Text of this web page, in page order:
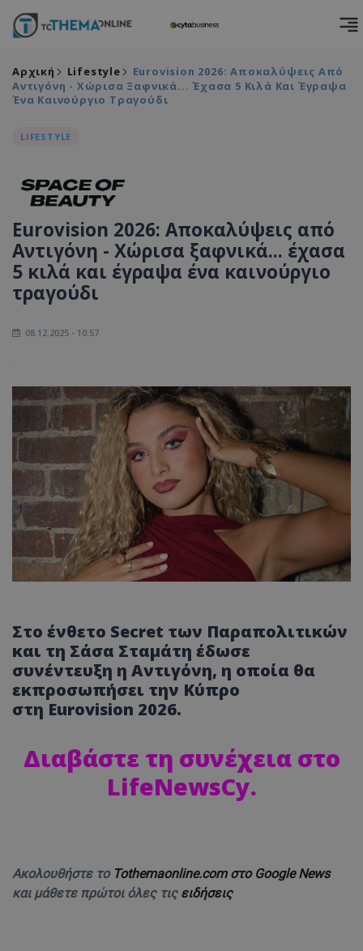
Αρχική Lifestyle
Eurovision 2026: Αποκαλύψεις Από
Αντιγόνη - Χώρισα Ξαφνικά... Έχασα 5 Κιλά Και Έγραψα
Ένα Καινούργιο Τραγούδι
LIFESTYLE
Eurovision 2026: Αποκαλύψεις από
Αντιγόνη - Χώρισα ξαφνικά... έχασα
5 κιλά και έγραψα ένα καινούργιο
τραγούδι
08.12.2025 - 10:57
Στο ένθετο Secret των Παραπολιτικών
και τη Σάσα Σταμάτη έδωσε
συνέντευξη η Αντιγόνη, η οποία θα
εκπροσωπήσει την Κύπρο
στη Eurovision 2026.
Διαβάστε τη συνέχεια στο
LifeNewsCy.
Ακολουθήστε το Tothemaonline.com στο Google News
και μάθετε πρώτοι όλες τις ειδήσεις